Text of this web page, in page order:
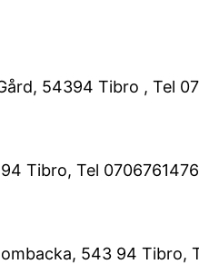
54394 Tibro , Tel
Tibro, Tel
543 94 Tibro,